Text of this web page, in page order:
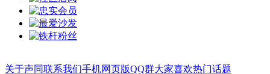
关于声同联系我们手机网页版QQ群大家喜欢热门话题